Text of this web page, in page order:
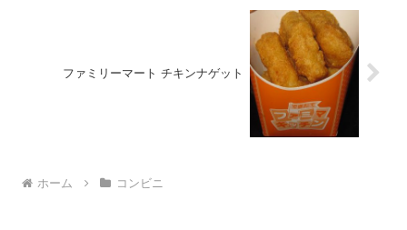
ファミリーマート チキンナゲット
ホーム コンビニ